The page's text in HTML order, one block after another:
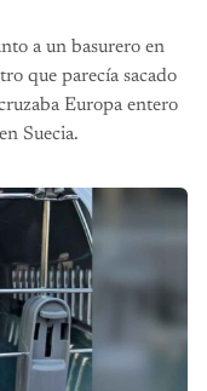
a un basurero en
que parecía sacado
Europa entero
Suecia.